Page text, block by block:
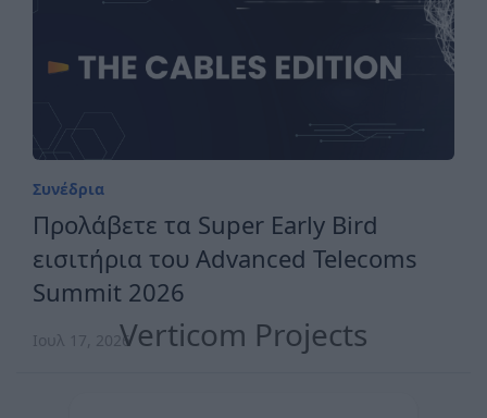
Συνέδρια
Προλάβετε τα Super Early Bird
εισιτήρια του Advanced Telecoms
Summit 2026
Ιουλ 17, 2026Verticom Projects